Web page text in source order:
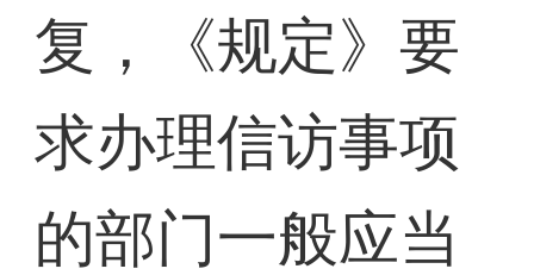
复，《规定》要
求办理信访事项
的部门一般应当